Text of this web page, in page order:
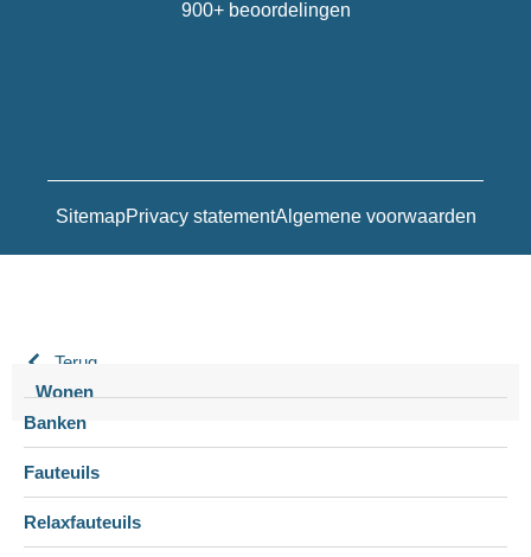
SitemapPrivacy statementAlgemene voorwaarden
900+ beoordelingen
Terug
Wonen
Banken
Fauteuils
Relaxfauteuils